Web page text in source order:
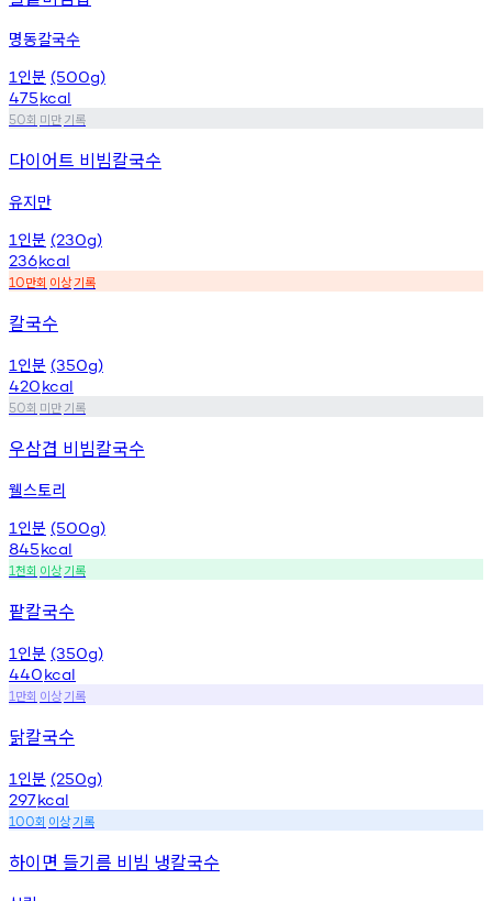
명동칼국수
1 인분 (500g)
475kcal
50회 미만기록
다이어트 비빔칼국수
유지만
1 인분 (230g)
236kcal
10만회 이상기록
칼국수
1 인분 (350g)
420kcal
50회 미만기록
우삼겹 비빔칼국수
웰스토리
1 인분 (500g)
845kcal
1천회 이상기록
팥칼국수
1 인분 (350g)
440kcal
1 만회 이상기록
닭칼국수
1 인분 (250g)
297kcal
100회 이상기록
하이면 들기름 비빔 냉칼국수